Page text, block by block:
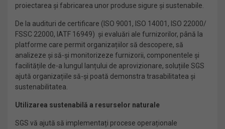
proiectarea și fabricarea unor produse sigure și sustenabile.
De la audituri de certificare (ISO 9001, ISO 14001, ISO 22000/
FSSC 22000, IATF 16949) și evaluări ale furnizorilor, până la
platforme care permit organizațiilor să descopere, să
analizeze și să-și monitorizeze furnizorii, componentele și
facilitățile de-a lungul lanțului de aprovizionare, soluțiile SGS
ajută organizațiile să-și poată demonstra trasabilitatea și
sustenabilitatea.
Utilizarea sustenabilă a resurselor naturale
SGS vă ajută să implementați procese operaționale